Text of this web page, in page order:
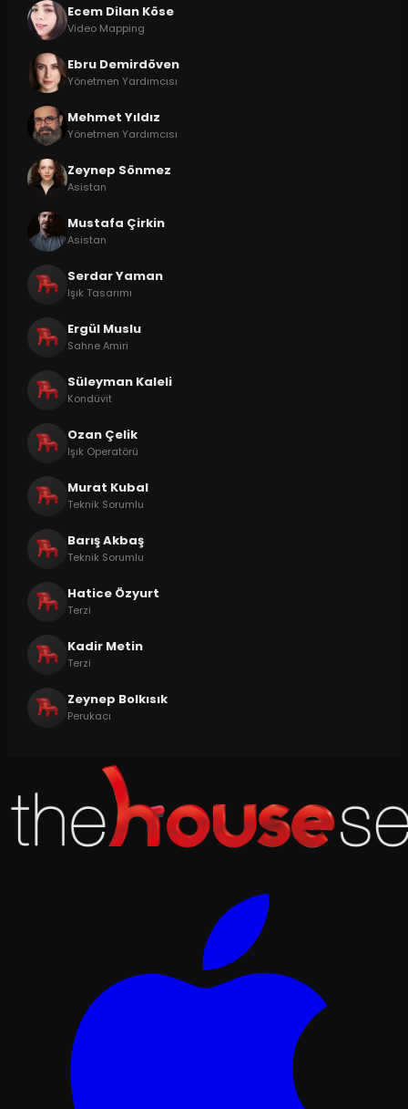
Ecem Dilan Köse
Video Mapping
Ebru Demirdöven
Yönetmen Yardımcısı
Mehmet Yıldız
Yönetmen Yardımcısı
Zeynep Sönmez
Asistan
Mustafa Çirkin
Asistan
Serdar Yaman
Işık Tasarımı
Ergül Muslu
Sahne Amiri
Süleyman Kaleli
Kondüvit
Ozan Çelik
Işık Operatörü
Murat Kubal
Teknik Sorumlu
Barış Akbaş
Teknik Sorumlu
Hatice Özyurt
Terzi
Kadir Metin
Terzi
Zeynep Bolkısık
Perukacı